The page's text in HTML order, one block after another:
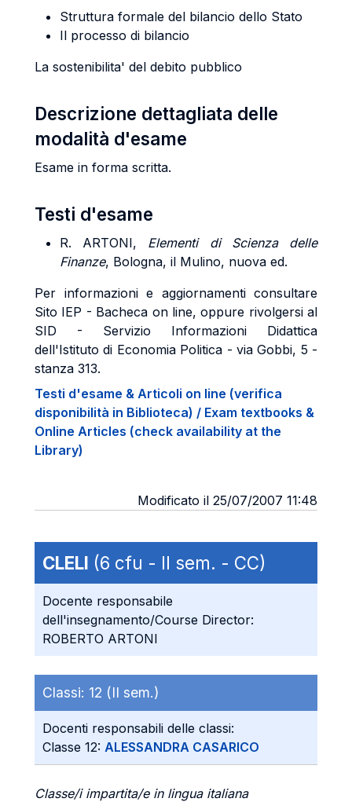
Struttura formale del bilancio dello Stato
Il processo di bilancio
La sostenibilita' del debito pubblico
Descrizione dettagliata delle
modalità d'esame
Esame in forma scritta.
Testi d'esame
R. ARTONI, Elementi di Scienza delle
Finanze, Bologna, il Mulino, nuova ed.
Per informazioni e aggiornamenti consultare
Sito IEP - Bacheca on line, oppure rivolgersi al
SID - Servizio Informazioni Didattica
dell'Istituto di Economia Politica - via Gobbi, 5 -
stanza 313.
Testi d'esame & Articoli on line (verifica
disponibilità in Biblioteca) / Exam textbooks &
Online Articles (check availability at the
Library)
Modificato il 25/07/2007 11:48
CLELI (6 cfu - II sem. - CC)
Docente responsabile
dell'insegnamento/Course Director:
ROBERTO ARTONI
Classi: 12 (II sem.)
Docenti responsabili delle classi:
Classe 12: ALESSANDRA CASARICO
Classe/i impartita/e in lingua italiana